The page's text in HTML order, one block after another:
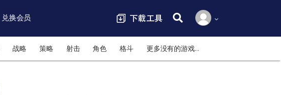
兑换会员
搜索:
战略 策略 射击 角色 格斗 更多没有的游戏…